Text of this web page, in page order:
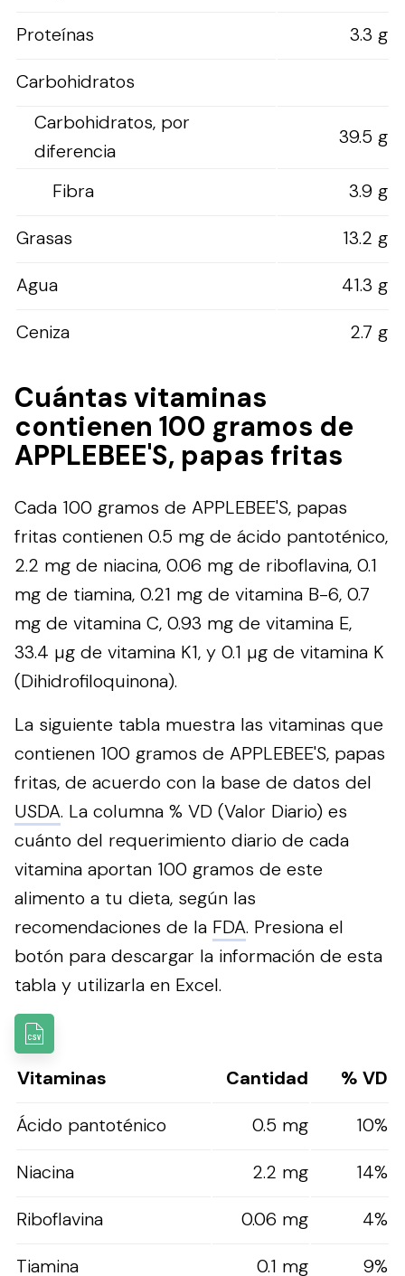
Proteínas
3.3 g
Carbohidratos
Carbohidratos, por
diferencia
39.5 g
Fibra
3.9 g
Grasas
13.2 g
Agua
41.3 g
Ceniza
2.7 g
Cuántas vitaminas
contienen 100 gramos de
APPLEBEE'S, papas fritas
Cada 100 gramos de APPLEBEE'S, papas
fritas contienen 0.5 mg de ácido pantoténico,
2.2 mg de niacina, 0.06 mg de riboflavina, 0.1
mg de tiamina, 0.21 mg de vitamina B-6, 0.7
mg de vitamina C, 0.93 mg de vitamina E,
33.4 µg de vitamina K1, y 0.1 µg de vitamina K
(Dihidrofiloquinona).
La siguiente tabla muestra las vitaminas que
contienen 100 gramos de APPLEBEE'S, papas
fritas, de acuerdo con la base de datos del
USDA. La columna % VD (Valor Diario) es
cuánto del requerimiento diario de cada
vitamina aportan 100 gramos de este
alimento a tu dieta, según las
recomendaciones de la FDA. Presiona el
botón para descargar la información de esta
tabla y utilizarla en Excel.
Vitaminas Cantidad
% VD
Ácido pantoténico
0.5 mg
10%
Niacina
2.2 mg
14%
Riboflavina
0.06 mg
4%
Tiamina
0.1 mg 9%